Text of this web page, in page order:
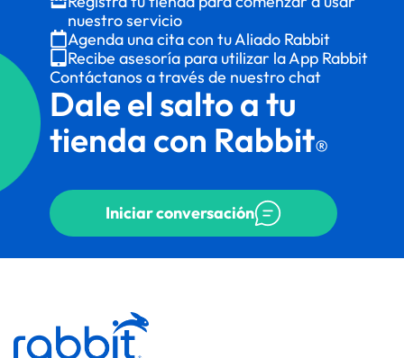
nuestro servicio
Agenda una cita con tu Aliado Rabbit
Recibe asesoría para utilizar la App Rabbit
Contáctanos a través de nuestro chat
Dale el salto a tu
tienda con Rabbit®
Iniciar conversación